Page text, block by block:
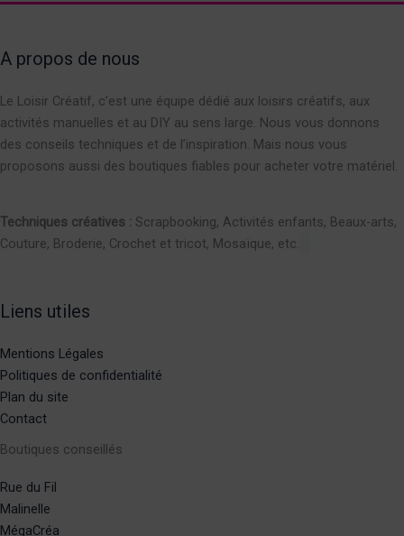
A propos de nous
Le Loisir Créatif, c’est une équipe dédié aux loisirs créatifs, aux
activités manuelles et au DIY au sens large. Nous vous donnons
des conseils techniques et de l’inspiration. Mais nous vous
proposons aussi des boutiques fiables pour acheter votre matériel.
Techniques créatives : Scrapbooking, Activités enfants, Beaux-arts,
Couture, Broderie, Crochet et tricot, Mosaïque, etc.
Liens utiles
Mentions Légales
Politiques de confidentialité
Plan du site
Contact
Boutiques conseillés
Rue du Fil
Malinelle
MégaCréa